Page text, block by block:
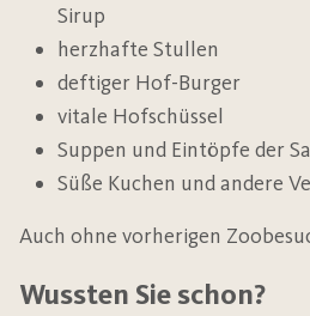
Sirup
herzhafte Stullen
deftiger Hof-Burger
vitale Hofschüssel
Suppen und Eintöpfe der
Süße Kuchen und andere
Auch ohne vorherigen
Wussten Sie schon?